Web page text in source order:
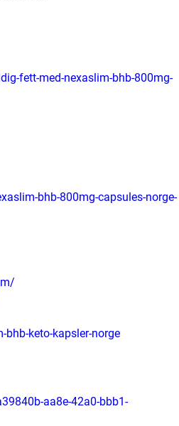
fett-med-nexaslim-bhb-800mg-
bhb-800mg-capsules-norge-
keto-kapsler-norge
aa8e-42a0-bbb1-